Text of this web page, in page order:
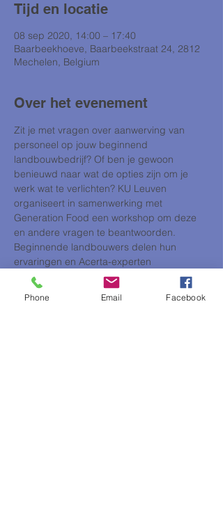
Tijd en locatie
08 sep 2020, 14:00 – 17:40
Baarbeekhoeve, Baarbeekstraat 24, 2812
Mechelen, Belgium
Over het evenement
Zit je met vragen over aanwerving van
personeel op jouw beginnend
landbouwbedrijf? Of ben je gewoon
benieuwd naar wat de opties zijn om je
werk wat te verlichten? KU Leuven
organiseert in samenwerking met
Generation Food een workshop om deze
en andere vragen te beantwoorden.
Beginnende landbouwers delen hun
ervaringen en Acerta-experten
beantwoorden jouw vragen rond
administratie en wetgeving. Afspraak op
dinsdag 8 september vanaf 14 uur in de
Phone Email Facebook